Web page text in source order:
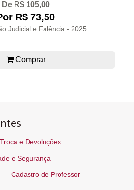
De R$ 105,00
R$ 73,50
Judicial e Falência - 2025
Comprar
Troca e Devoluções
e Segurança
Cadastro de Professor